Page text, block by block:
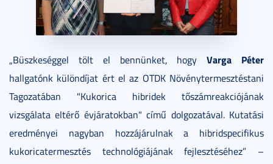
„Büszkeséggel tölt el bennünket, hogyVarga Péter
hallgatónk különdíjat ért el az OTDK Növénytermesztéstani
Tagozatában "Kukorica hibridek tőszámreakciójának
vizsgálata eltérő évjáratokban" című dolgozatával. Kutatási
eredményei nagyban hozzájárulnak a hibridspecifikus
kukoricatermesztés technológiájának fejlesztéséhez” –